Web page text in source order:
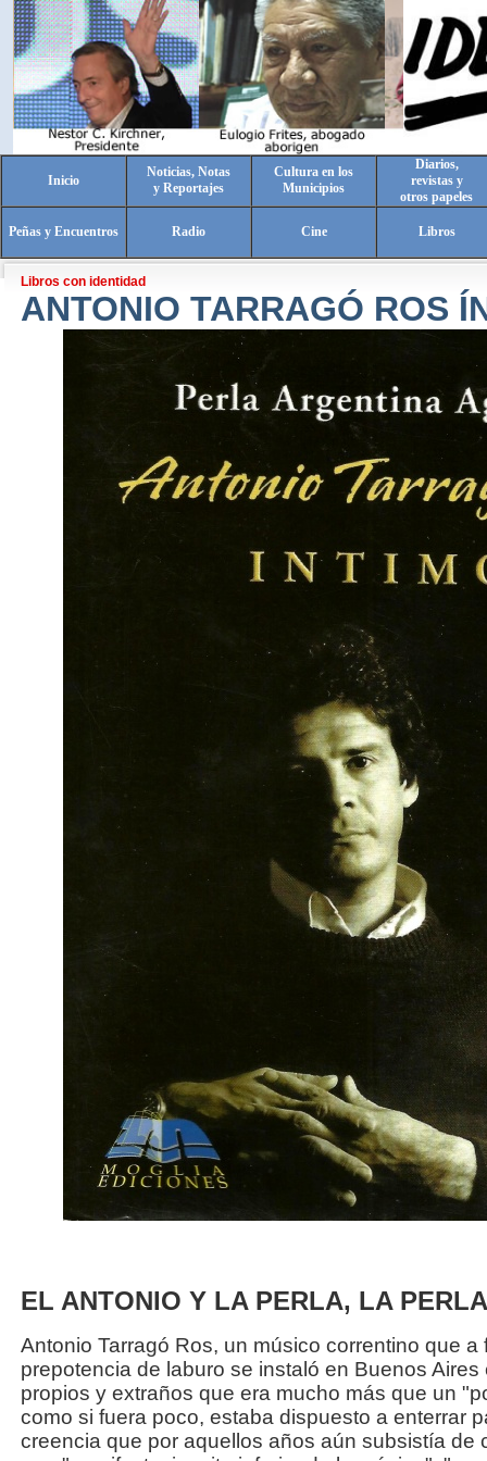
Inicio
Noticias, Notas
y Reportajes
Cultura en los
Municipios
Diarios,
revistas y
otros papeles
Peñas y Encuentros Radio Cine Libros
Libros con identidad
ANTONIO TARRAGÓ ROS
EL ANTONIO Y LA PERLA, LA
Antonio Tarragó Ros, un músico correntino que a
prepotencia de laburo se instaló en Buenos
propios y extraños que era mucho más que un
como si fuera poco, estaba dispuesto a enterrar
creencia que por aquellos años aún subsistía de